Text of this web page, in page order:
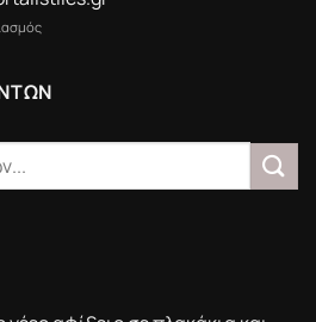
στο
Portalistiles.gr
στο
Portalistiles.gr